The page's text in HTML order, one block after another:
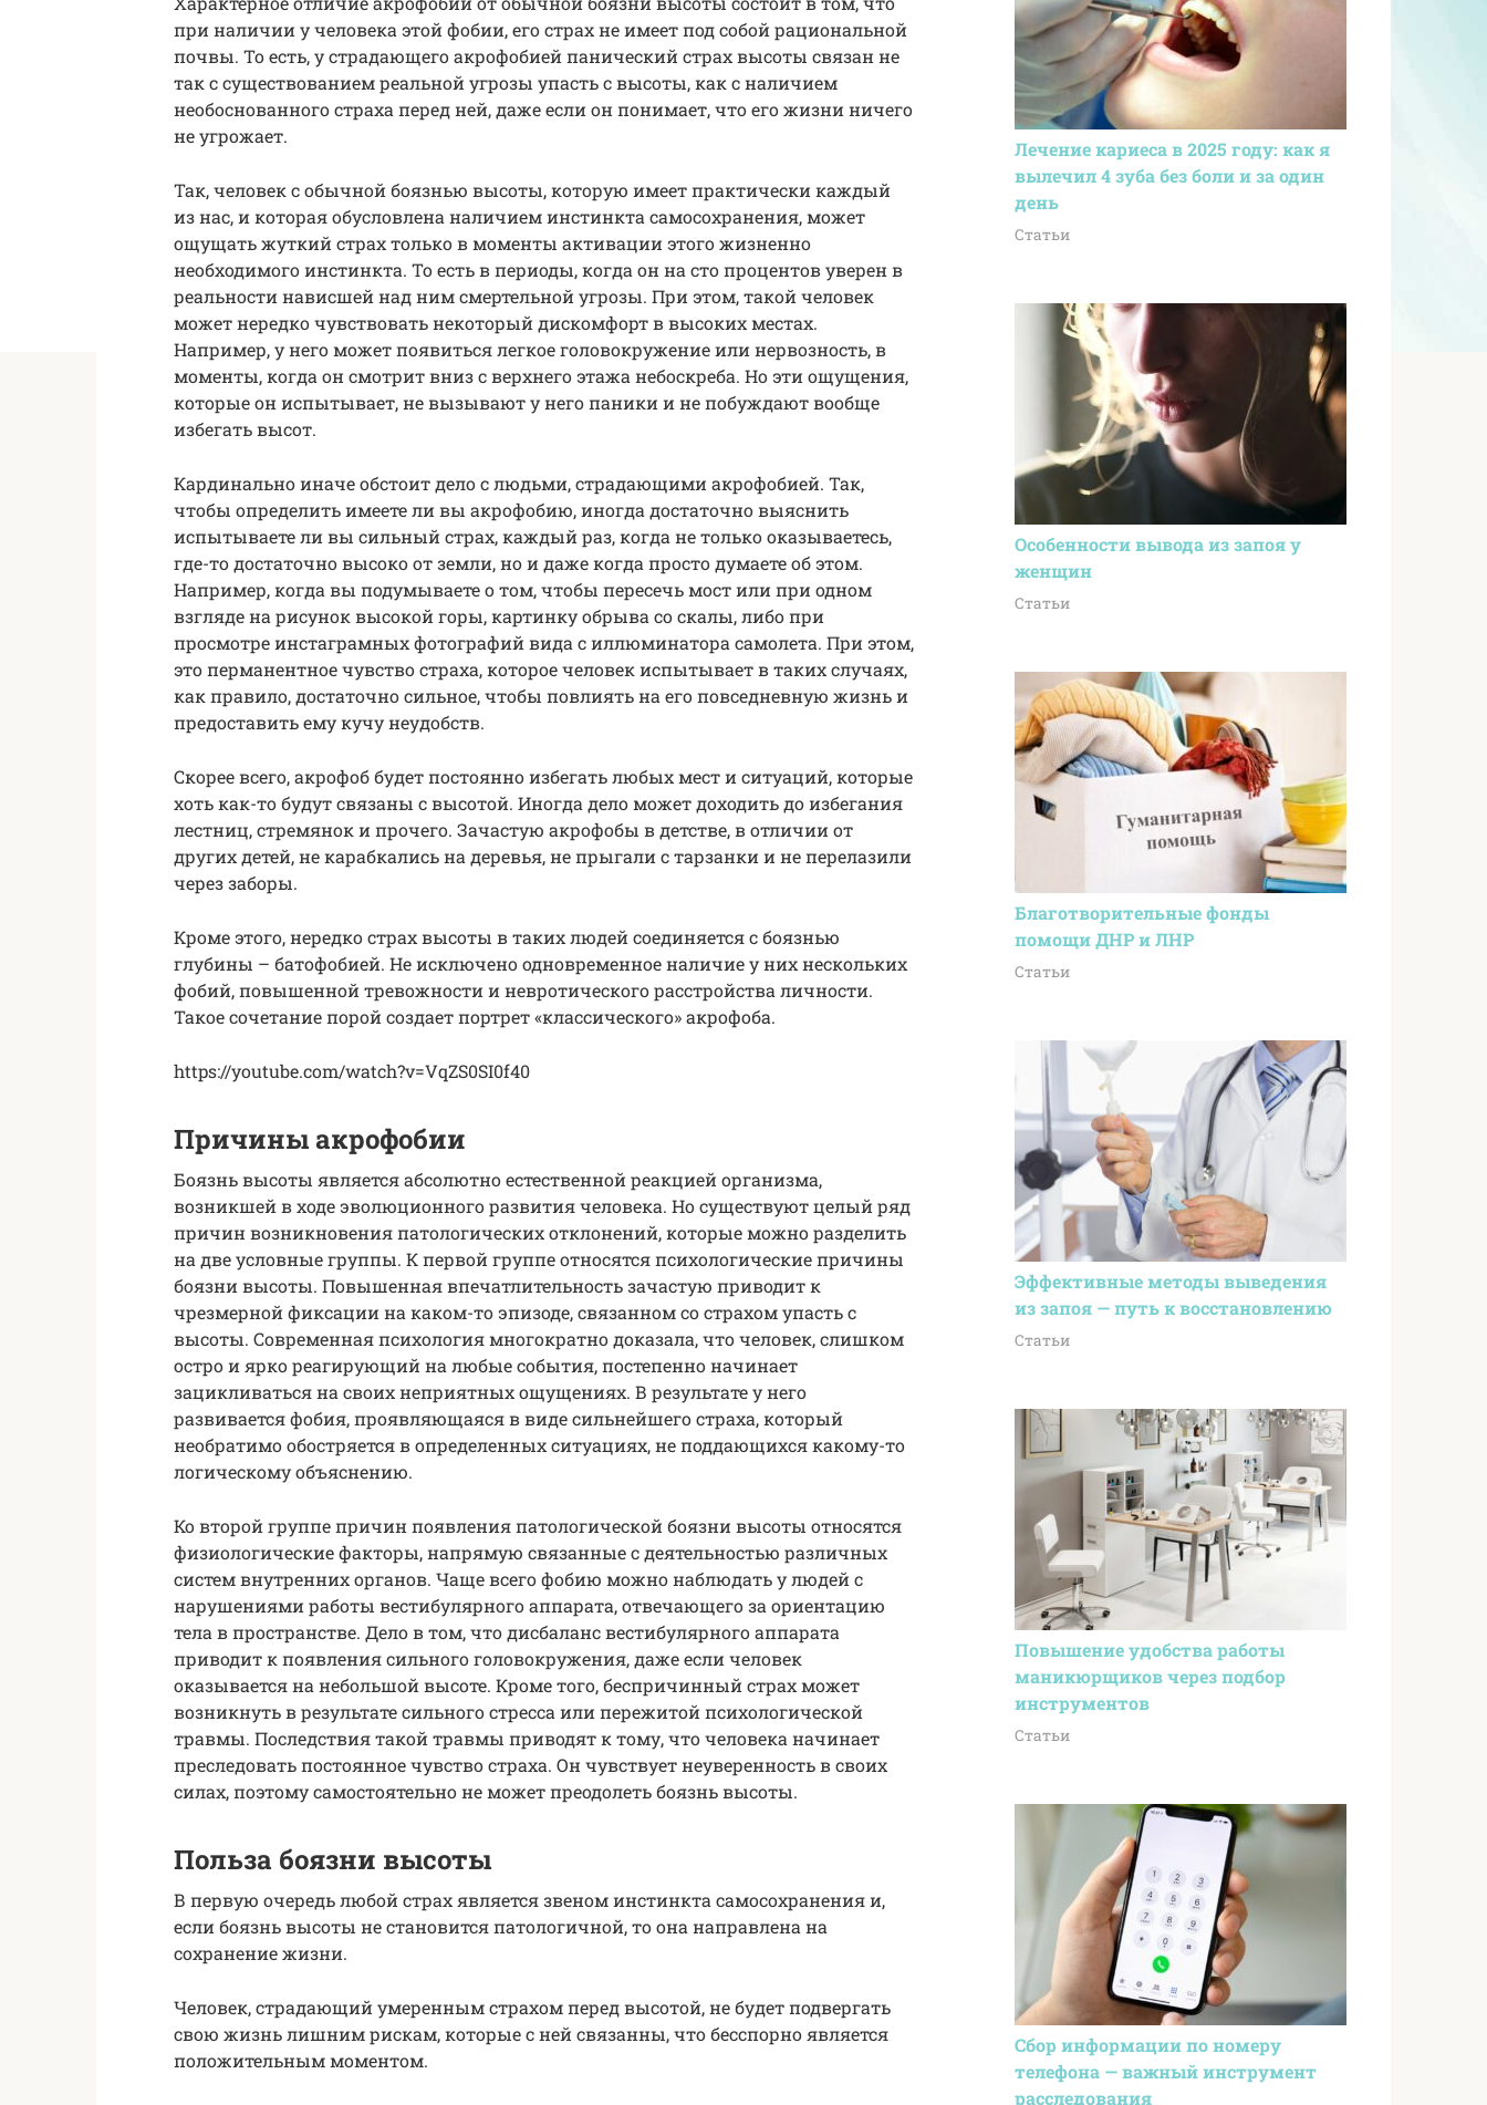
при наличии у человека этой фобии, его страх не имеет под собой рациональной
почвы. То есть, у страдающего акрофобией панический страх высоты связан не
так с существованием реальной угрозы упасть с высоты, как с наличием
необоснованного страха перед ней, даже если он понимает, что его жизни ничего
не угрожает.
Так, человек с обычной боязнью высоты, которую имеет практически каждый
из нас, и которая обусловлена наличием инстинкта самосохранения, может
ощущать жуткий страх только в моменты активации этого жизненно
необходимого инстинкта. То есть в периоды, когда он на сто процентов уверен в
реальности нависшей над ним смертельной угрозы. При этом, такой человек
может нередко чувствовать некоторый дискомфорт в высоких местах.
Например, у него может появиться легкое головокружение или нервозность, в
моменты, когда он смотрит вниз с верхнего этажа небоскреба. Но эти ощущения,
которые он испытывает, не вызывают у него паники и не побуждают вообще
избегать высот.
Кардинально иначе обстоит дело с людьми, страдающими акрофобией. Так,
чтобы определить имеете ли вы акрофобию, иногда достаточно выяснить
испытываете ли вы сильный страх, каждый раз, когда не только оказываетесь,
где-то достаточно высоко от земли, но и даже когда просто думаете об этом.
Например, когда вы подумываете о том, чтобы пересечь мост или при одном
взгляде на рисунок высокой горы, картинку обрыва со скалы, либо при
просмотре инстаграмных фотографий вида с иллюминатора самолета. При этом,
это перманентное чувство страха, которое человек испытывает в таких случаях,
как правило, достаточно сильное, чтобы повлиять на его повседневную жизнь и
предоставить ему кучу неудобств.
Скорее всего, акрофоб будет постоянно избегать любых мест и ситуаций, которые
хоть как-то будут связаны с высотой. Иногда дело может доходить до избегания
лестниц, стремянок и прочего. Зачастую акрофобы в детстве, в отличии от
других детей, не карабкались на деревья, не прыгали с тарзанки и не перелазили
через заборы.
Кроме этого, нередко страх высоты в таких людей соединяется с боязнью
глубины – батофобией. Не исключено одновременное наличие у них нескольких
фобий, повышенной тревожности и невротического расстройства личности.
Такое сочетание порой создает портрет «классического» акрофоба.
https://youtube.com/watch?v=VqZS0SI0f40
Причины акрофобии
Боязнь высоты является абсолютно естественной реакцией организма,
возникшей в ходе эволюционного развития человека. Но существуют целый ряд
причин возникновения патологических отклонений, которые можно разделить
на две условные группы. К первой группе относятся психологические причины
боязни высоты. Повышенная впечатлительность зачастую приводит к
чрезмерной фиксации на каком-то эпизоде, связанном со страхом упасть с
высоты. Современная психология многократно доказала, что человек, слишком
остро и ярко реагирующий на любые события, постепенно начинает
зацикливаться на своих неприятных ощущениях. В результате у него
развивается фобия, проявляющаяся в виде сильнейшего страха, который
необратимо обостряется в определенных ситуациях, не поддающихся какому-то
логическому объяснению.
Ко второй группе причин появления патологической боязни высоты относятся
физиологические факторы, напрямую связанные с деятельностью различных
систем внутренних органов. Чаще всего фобию можно наблюдать у людей с
нарушениями работы вестибулярного аппарата, отвечающего за ориентацию
тела в пространстве. Дело в том, что дисбаланс вестибулярного аппарата
приводит к появления сильного головокружения, даже если человек
оказывается на небольшой высоте. Кроме того, беспричинный страх может
возникнуть в результате сильного стресса или пережитой психологической
травмы. Последствия такой травмы приводят к тому, что человека начинает
преследовать постоянное чувство страха. Он чувствует неуверенность в своих
силах, поэтому самостоятельно не может преодолеть боязнь высоты.
Польза боязни высоты
В первую очередь любой страх является звеном инстинкта самосохранения и,
если боязнь высоты не становится патологичной, то она направлена на
сохранение жизни.
Человек, страдающий умеренным страхом перед высотой, не будет подвергать
свою жизнь лишним рискам, которые с ней связанны, что бесспорно является
положительным моментом.
Лечение кариеса в 2025 году: как я
вылечил 4 зуба без боли и за один
день
Статьи
Особенности вывода из запоя у
женщин
Статьи
Благотворительные фонды
помощи ДНР и ЛНР
Статьи
Эффективные методы выведения
из запоя — путь к восстановлению
Статьи
Повышение удобства работы
маникюрщиков через подбор
инструментов
Статьи
Сбор информации по номеру
телефона — важный инструмент
расследования